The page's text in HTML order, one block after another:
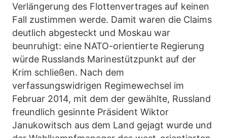
Verlängerung des Flottenvertrages auf keinen
Fall zustimmen werde. Damit waren die Claims
deutlich abgesteckt und Moskau war
beunruhigt: eine NATO-orientierte Regierung
würde Russlands Marinestützpunkt auf der
Krim schließen. Nach dem
verfassungswidrigen Regimewechsel im
Februar 2014, mit dem der gewählte, Russland
freundlich gesinnte Präsident Wiktor
Janukowitsch aus dem Land gejagt wurde und